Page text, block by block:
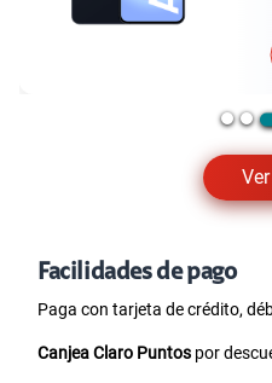
Facilidades de pago
Paga con tarjeta de crédito,
Canjea Claro Puntos por